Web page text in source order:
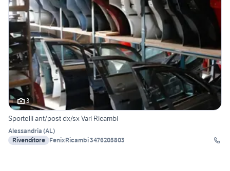
3
Sportelli ant/post dx/sx Vari Ricambi
Alessandria (AL)
Rivenditore
FenixRicambi 3476205803